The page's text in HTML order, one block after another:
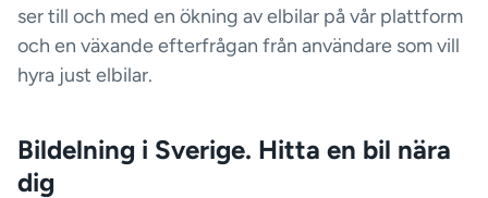
ser till och med en ökning av elbilar på vår plattform
och en växande efterfrågan från användare som vill
hyra just elbilar.
Bildelning i Sverige. Hitta en bil nära
dig